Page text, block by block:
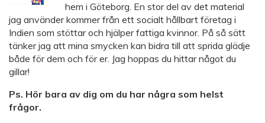
hem i Göteborg. En stor del av det material
jag använder kommer från ett socialt hållbart företag i
Indien som stöttar och hjälper fattiga kvinnor. På så sätt
tänker jag att mina smycken kan bidra till att sprida glädje
både för dem och för er. Jag hoppas du hittar något du
gillar!
Ps. Hör bara av dig om du har några som helst
frågor.